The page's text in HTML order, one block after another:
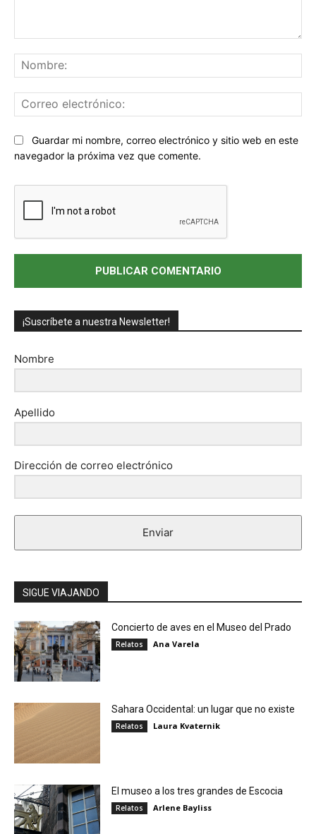
Sitio
web:
Guardar mi nombre, correo electrónico y sitio web en este
navegador la próxima vez que comente.
¡Suscríbete a nuestra Newsletter!
Nombre
Apellido
Dirección de correo electrónico
Enviar
SIGUE VIAJANDO
Concierto de aves en el Museo del Prado
Relatos Ana Varela
Sahara Occidental: un lugar que no existe
Relatos Laura Kvaternik
El museo a los tres grandes de Escocia
Relatos Arlene Bayliss